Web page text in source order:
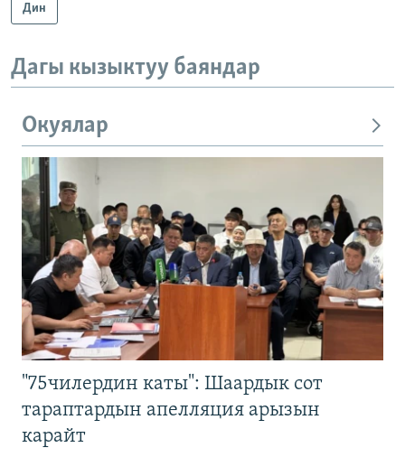
Дин
Дагы кызыктуу баяндар
Окуялар
"75чилердин каты": Шаардык сот
тараптардын апелляция арызын
карайт